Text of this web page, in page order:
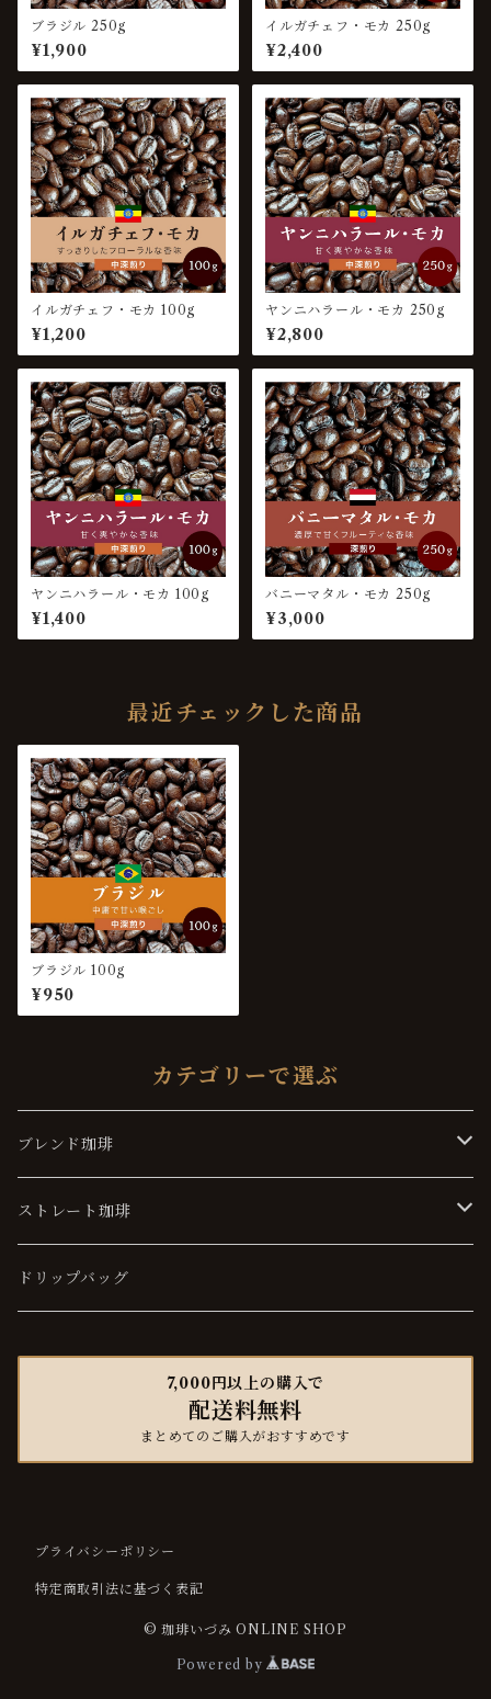
ブラジル 250g
¥1,900
イルガチェフ・モカ 250g
¥2,400
イルガチェフ・モカ 100g
¥1,200
ヤンニハラール・モカ 250g
¥2,800
ヤンニハラール・モカ 100g
¥1,400
バニーマタル・モカ 250g
¥3,000
最近チェックした商品
ブラジル 100g
¥950
カテゴリーで選ぶ
ブレンド珈琲
ソフト
マイルド
ストレート珈琲
ソフト
ドリップバッグ
7,000円以上の購入で
配送料無料
まとめてのご購入がおすすめです
プライバシーポリシー
特定商取引法に基づく表記
© 珈琲いづみ ONLINE SHOP
Powered by